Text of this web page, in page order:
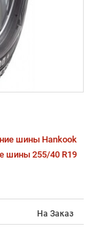
шины Hankook
шины 255/40 R19
На Заказ